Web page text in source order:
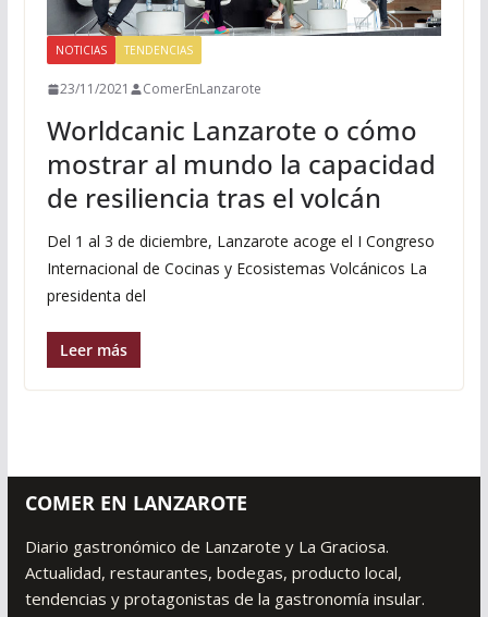
NOTICIAS TENDENCIAS
23/11/2021 ComerEnLanzarote
Worldcanic Lanzarote o cómo
mostrar al mundo la capacidad
de resiliencia tras el volcán
Del 1 al 3 de diciembre, Lanzarote acoge el I Congreso
Internacional de Cocinas y Ecosistemas Volcánicos La
presidenta del
Leer más
COMER EN LANZAROTE
Diario gastronómico de Lanzarote y La Graciosa.
Actualidad, restaurantes, bodegas, producto local,
tendencias y protagonistas de la gastronomía insular.